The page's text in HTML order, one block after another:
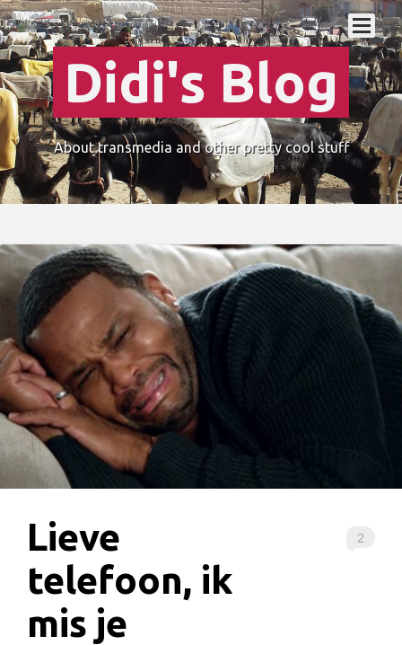
Didi's Blog
About transmedia and other pretty cool stuff
2
Lieve
telefoon, ik
mis je